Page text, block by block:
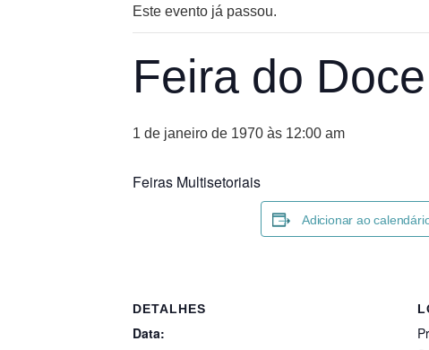
Este evento já passou.
Feira do
1 de janeiro de 1970 às 12:00 am
Feiras Multisetoriais
Adicionar ao
DETALHES
Data: